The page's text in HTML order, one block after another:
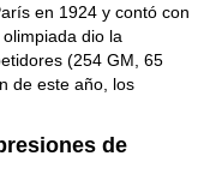
en 1924 y contó con
dio la
(254 GM, 65
de este año, los
de